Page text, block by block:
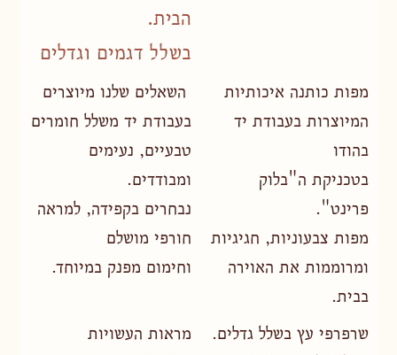
הבית.
בשלל דגמים וגדלים
סלים
השאלים שלנו מיוצרים
בעבודת יד משלל חומרים
טבעיים, נעימים
ומבודדים.
נבחרים בקפידה, למראה
חורפי מושלם
וחימום מפנק במיוחד.
מפות כותנה איכותיות
המיוצרות בעבודת יד
בהודו
בטכניקת ה"בלוק
פרינט".
מפות צבעוניות, חגיגיות
ומרוממות את האוירה
בבית.מפות שולחן
מראות העשויות
שרפרפי עץ בשלל גדלים.